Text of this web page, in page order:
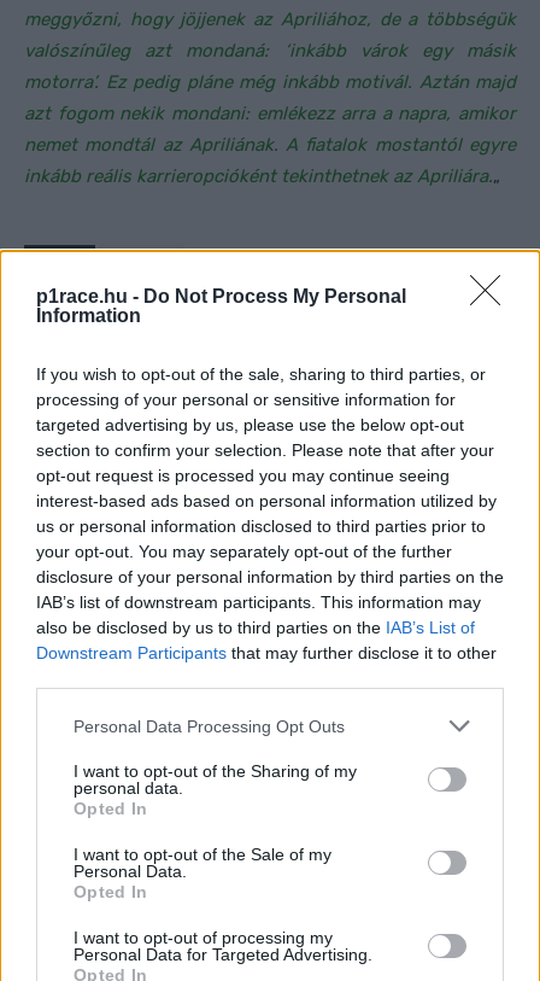
p1race.hu - Do Not Process My Personal
Information
If you wish to opt-out of the sale, sharing to third parties, or
processing of your personal or sensitive information for
targeted advertising by us, please use the below opt-out
section to confirm your selection. Please note that after your
opt-out request is processed you may continue seeing
interest-based ads based on personal information utilized by
us or personal information disclosed to third parties prior to
your opt-out. You may separately opt-out of the further
disclosure of your personal information by third parties on the
IAB’s list of downstream participants. This information may
also be disclosed by us to third parties on the IAB’s List of
Downstream Participants that may further disclose it to other
Please note that this website/app uses one or more Google
not limited to your visit or usage behaviour. You may click to
grant or deny consent to Google and its third-party tags to
use your data for below specified purposes in below Google
consent section.
Personal Data Processing Opt Outs
I want to opt-out of the Sharing of my
personal data.
Opted In
I want to opt-out of the Sale of my
Personal Data.
Opted In
I want to opt-out of processing my
Personal Data for Targeted Advertising.
Opted In
meggyőzni, hogy jöjjenek az Apriliához, de a többségük
valószínűleg azt mondaná: ‘inkább várok egy másik
motorra’. Ez pedig pláne még inkább motivál. Aztán majd
azt fogom nekik mondani: emlékezz arra a napra, amikor
nemet mondtál az Apriliának. A fiatalok mostantól egyre
inkább reális karrieropcióként tekinthetnek az Apriliára.„
FORRÁS
Crash.net
CIMKÉK
Aleix Espargaro
Argentin Nagydíj
Termas de Río Hondo
Előző cikk
WSSP Aragon teszt 2. nap –
Cluzel az élen, Sebestyén 10.
Következő cikk
Marc Marquez újra motoron
Valentino Rossin nőttem fel, és szerintem ő marad "A" kedvenc
versenyzőm. De a MotoGP sem csak és kizárólag ő, hát még az
végzettségem szerint olasz-spanyol szakos tanár vagyok, így
be is tudjátok viszonylag könnyen lőni, merrefelé irányul